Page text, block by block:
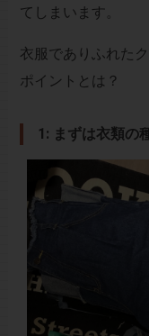
てしまいます。
衣服でありふれた
ポイントとは？
1: まずは衣類の